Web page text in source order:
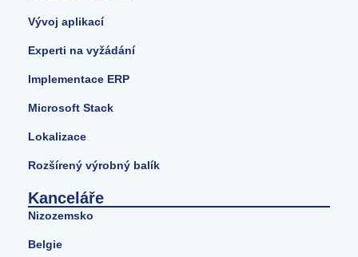
Vývoj aplikací
Experti na vyžádání
Implementace ERP
Microsoft Stack
Lokalizace
Rozšírený výrobný balík
Kanceláře
Nizozemsko
Belgie